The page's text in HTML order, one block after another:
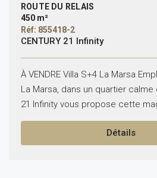
ROUTE DU RELAIS
450 m²
Réf: 855418-2
CENTURY 21 Infinity
À VENDRE Villa S+4 La Marsa
La Marsa, dans un quartier
21 Infinity vous propose cette
Superficie terrain : 625 m²...
Détails